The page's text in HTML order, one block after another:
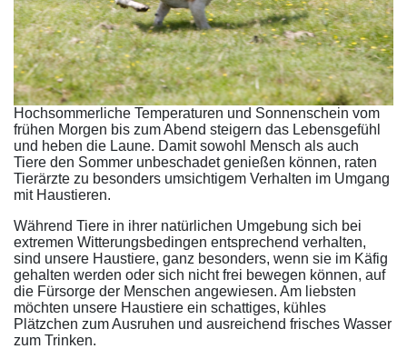
Hochsommerliche Temperaturen und Sonnenschein vom
frühen Morgen bis zum Abend steigern das Lebensgefühl
und heben die Laune. Damit sowohl Mensch als auch
Tiere den Sommer unbeschadet genießen können, raten
Tierärzte zu besonders umsichtigem Verhalten im Umgang
mit Haustieren.
Während Tiere in ihrer natürlichen Umgebung sich bei
extremen Witterungsbedingen entsprechend verhalten,
sind unsere Haustiere, ganz besonders, wenn sie im Käfig
gehalten werden oder sich nicht frei bewegen können, auf
die Fürsorge der Menschen angewiesen. Am liebsten
möchten unsere Haustiere ein schattiges, kühles
Plätzchen zum Ausruhen und ausreichend frisches Wasser
zum Trinken.